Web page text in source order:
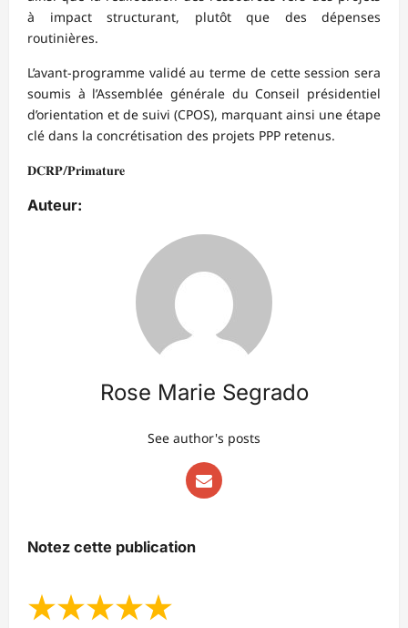
à impact structurant, plutôt que des dépenses
routinières.
L’avant-programme validé au terme de cette session sera
soumis à l’Assemblée générale du Conseil présidentiel
d’orientation et de suivi (CPOS), marquant ainsi une étape
clé dans la concrétisation des projets PPP retenus.
𝐃𝐂𝐑𝐏/𝐏𝐫𝐢𝐦𝐚𝐭𝐮𝐫𝐞
Auteur:
Rose Marie Segrado
See author's posts
Notez cette publication
★★★★★